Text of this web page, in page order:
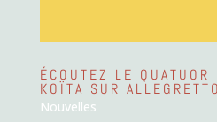
ÉCOUTEZ LE
KOÏTA SUR
Nouvelles